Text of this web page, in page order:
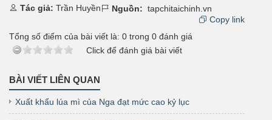
Tác giả: Trần Huyền Nguồn: tapchitaichinh.vn
Copy link
Tổng số điểm của bài viết là: 0 trong 0 đánh giá
Click để đánh giá bài viết
BÀI VIẾT LIÊN QUAN
Xuất khẩu lúa mì của Nga đạt mức cao kỷ lục